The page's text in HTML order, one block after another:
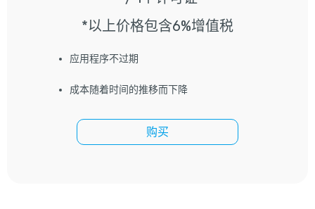
*以上价格包含6%增值税
应用程序不过期
成本随着时间的推移而下降
购买